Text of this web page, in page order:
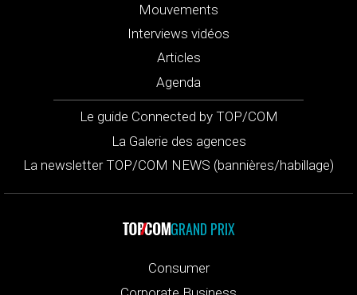
Mouvements
Interviews vidéos
Articles
Agenda
Le guide Connected by TOP/COM
La Galerie des agences
La newsletter TOP/COM NEWS (bannières/habillage)
GRAND PRIX
Consumer